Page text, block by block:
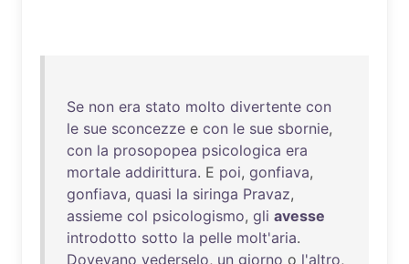
Se non era stato molto divertente con
le sue sconcezze e con le sue sbornie,
con la prosopopea psicologica era
mortale addirittura. E poi, gonfiava,
gonfiava, quasi la siringa Pravaz,
assieme col psicologismo, gli avesse
introdotto sotto la pelle molt'aria.
Dovevano vederselo, un giorno o l'altro,